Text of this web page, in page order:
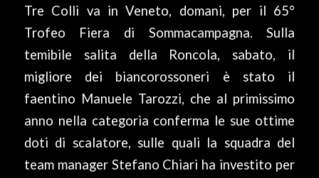
Tre Colli va in Veneto, domani, per il 65°
Trofeo Fiera di Sommacampagna. Sulla
temibile salita della Roncola, sabato, il
migliore dei biancorossoneri è stato il
faentino Manuele Tarozzi, che al primissimo
anno nella categoria conferma le sue ottime
doti di scalatore, sulle quali la squadra del
team manager Stefano Chiari ha investito per